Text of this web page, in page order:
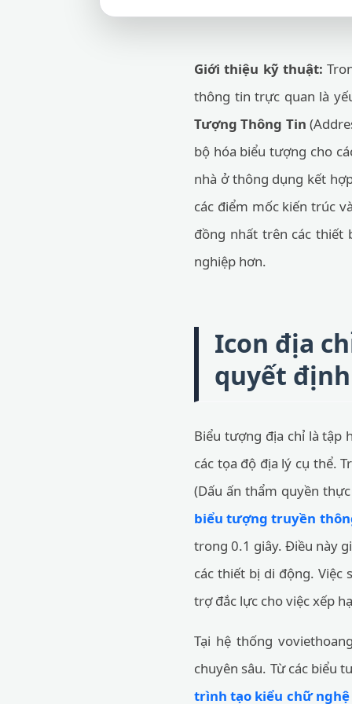
Giới thiệu kỹ thuật:
thông tin trực quan là
Tượng Thông Tin
bộ hóa biểu tượng cho
nhà ở thông dụng kết
các điểm mốc kiến trúc
đồng nhất trên các thiết
nghiệp hơn.
Icon địa
quyết
Biểu tượng địa chỉ là tập
các tọa độ địa lý cụ thể.
(Dấu ấn thẩm quyền
biểu tượng truyền
trong 0.1 giây. Điều này
các thiết bị di động. Việc
trợ đắc lực cho việc xếp
Tại hệ thống
chuyên sâu. Từ các biểu
trình tạo kiểu chữ